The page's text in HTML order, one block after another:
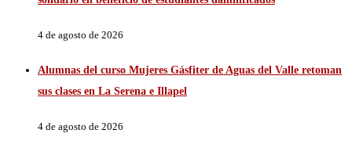
4 de agosto de 2026
Alumnas del curso Mujeres Gásfiter de Aguas del Valle retoman
sus clases en La Serena e Illapel
4 de agosto de 2026